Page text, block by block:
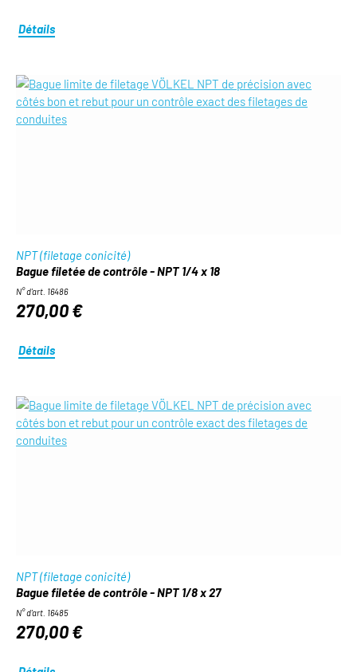
Détails
NPT (filetage conicité)
Bague filetée de contrôle - NPT 1/4 x 18
N° d'art. 16486
270,00 €
Détails
NPT (filetage conicité)
Bague filetée de contrôle - NPT 1/8 x 27
N° d'art. 16485
270,00 €